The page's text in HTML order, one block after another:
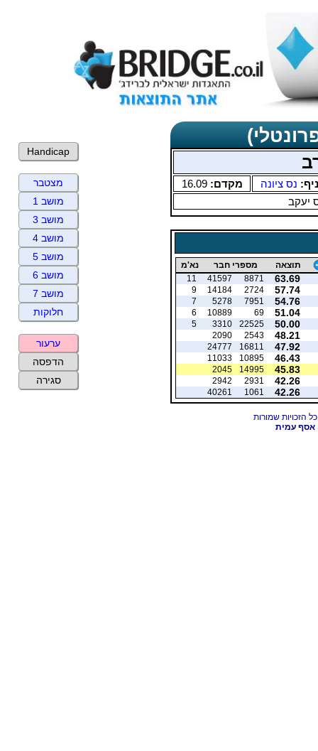
נס ציונה מקדם:16.09
יעקב
תוצאה מספרי חבר נא'מ
63.69
8871
41597
11
57.74
2724
14184
9
54.76
7951
5278
7
51.04
69
10889
6
50.00
22525
3310
5
48.21
2543
2090
47.92
16811
24777
46.43
10895
11033
45.83
14995
2045
42.26
2931
2942
42.26
1061
40261
אסף עמית
Handicap
מצטבר
מושב 1
מושב 3
מושב 4
מושב 5
מושב 6
מושב 7
חלוקות
ערעור
הדפסה
סגירה